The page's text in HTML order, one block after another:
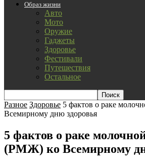
Образ жизни
Авто
Мото
Оружие
Гаджеты
Здоровье
Фестивали
Путешествия
Остальное
Разное Здоровье 5 фактов о раке
Всемирному дню здоровья
5 фактов о раке
(РМЖ) ко Всемирному